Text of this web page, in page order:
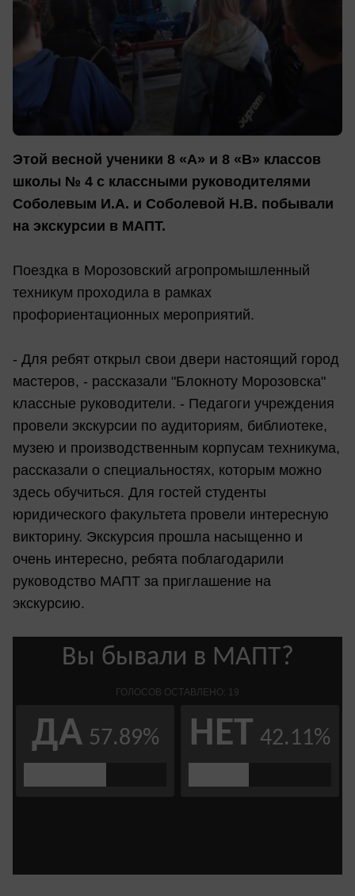
Этой весной ученики 8 «А» и 8 «В» классов
школы № 4 с классными руководителями
Соболевым И.А. и Соболевой Н.В. побывали
на экскурсии в МАПТ.
Поездка в Морозовский агропромышленный
техникум проходила в рамках
профориентационных мероприятий.
- Для ребят открыл свои двери настоящий город
мастеров, - рассказали "Блокноту Морозовска"
классные руководители. - Педагоги учреждения
провели экскурсии по аудиториям, библиотеке,
музею и производственным корпусам техникума,
рассказали о специальностях, которым можно
здесь обучиться. Для гостей студенты
юридического факультета провели интересную
викторину. Экскурсия прошла насыщенно и
очень интересно, ребята поблагодарили
руководство МАПТ за приглашение на
экскурсию.